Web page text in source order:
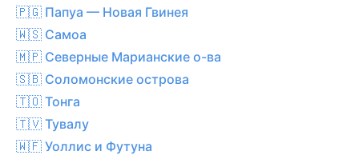
🇵🇬 Папуа — Новая Гвинея
🇼🇸 Самоа
🇲🇵 Северные Марианские о-ва
🇸🇧 Соломонские острова
🇹🇴 Тонга
🇹🇻 Тувалу
🇼🇫 Уоллис и Футуна